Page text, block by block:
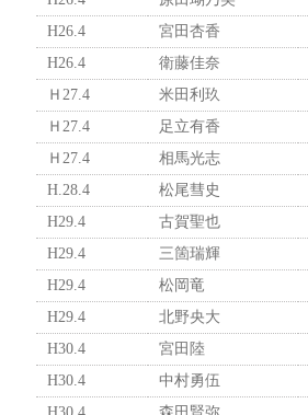
H26.4
宮田杏香
H26.4
衛藤佳奈
Ｈ27.4
米田利玖
Ｈ27.4
足立有香
Ｈ27.4
相馬光志
H.28.4
松尾彗史
H29.4
古賀聖也
H29.4
三箇瑞輝
H29.4
松岡竜
H29.4
北野央大
H30.4
宮田陸
H30.4
中村勇伍